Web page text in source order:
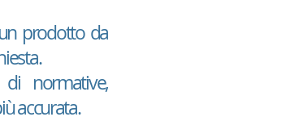
prodotto da
normative,
accurata.